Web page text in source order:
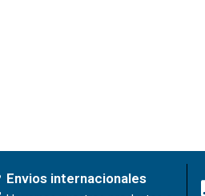
Envios internacionales